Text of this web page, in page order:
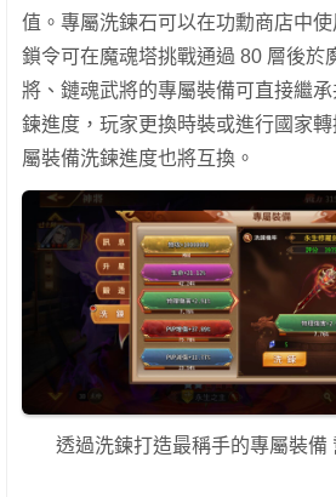
值。專屬洗鍊石可以在功勳商店中
鎖令可在魔魂塔挑戰通過 80 層後於
將、鏈魂武將的專屬裝備可直接繼
鍊進度，玩家更換時裝或進行國家
屬裝備洗鍊進度也將互換。
透過洗鍊打造最稱手的專屬裝備